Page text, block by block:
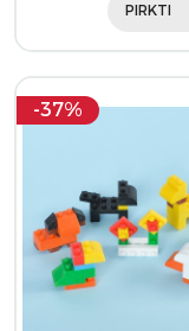
PIRKTI
-37%